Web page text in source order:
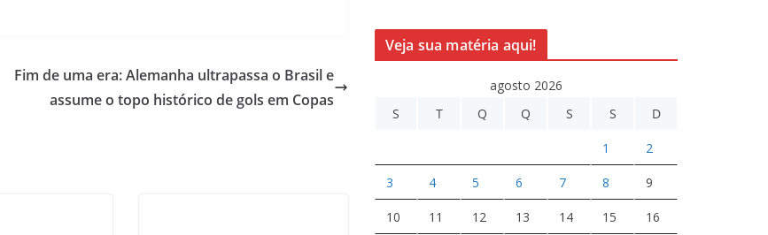
Fim de uma era: Alemanha ultrapassa o Brasil e
assume o topo histórico de gols em Copas
Veja sua matéria aqui!
agosto 2026
S
T Q Q S S D
1 2
3 4 5 6 7 8 9
10 11 12 13 14 15 16